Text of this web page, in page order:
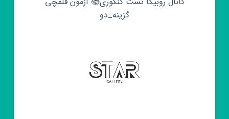
گزینه_دو